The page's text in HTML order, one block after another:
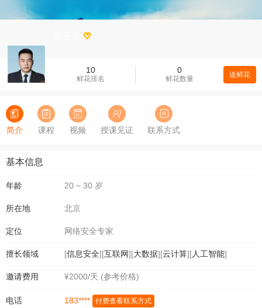
10
鲜花排名
0
鲜花数量 送鲜花
简介 课程 视频 授课见证 联系方式
基本信息
年龄 20 ~ 30 岁
所在地 北京
定位 网络安全专家
擅长领域 [信息安全][互联网][大数据][云计算][人工智能]
邀请费用 ¥2000/天 (参考价格)
电话 183**** 付费查看联系方式